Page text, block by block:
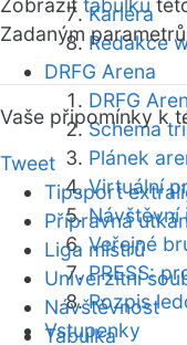
Kariéra
Redakce
DRFG Arena
DRFG
Schéma
Plánek
Virtuální
Návštěvní
Veřejné
PRESS:
Rozpis
Vstupenky
Zobrazit tabulku
Zadaným
Vaše připomínky k
Tweet
Tipsport
Přípravná
Liga mistrů
Univerzitní
Návštěvnost
Tabulka